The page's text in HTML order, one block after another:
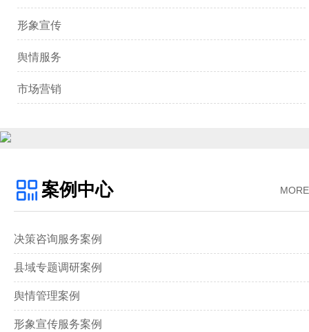
形象宣传
舆情服务
市场营销
MORE
案例中心
决策咨询服务案例
县域专题调研案例
舆情管理案例
形象宣传服务案例